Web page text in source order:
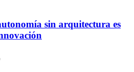
sin arquitectura es